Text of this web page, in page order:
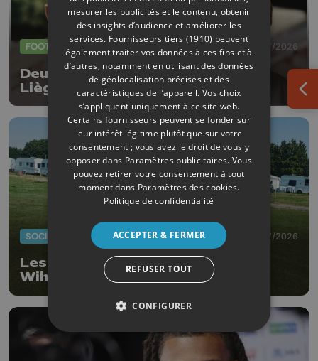
FOOTBALL 23/07/2026
Deux nouvelles arrivées au RFC
Liège
SOCIÉTÉ 20/07/2026
Les gens du voyage ont quitté
Wihogne
mesurer les publicités et le contenu, obtenir
des insights d’audience et améliorer les
services. Fournisseurs tiers (1910) peuvent
également traiter vos données à ces fins et à
d’autres, notamment en utilisant des données
de géolocalisation précises et des
caractéristiques de l’appareil. Vos choix
s’appliquent uniquement à ce site web.
Certains fournisseurs peuvent se fonder sur
leur intérêt légitime plutôt que sur votre
consentement ; vous avez le droit de vous y
opposer dans Paramètres publicitaires. Vous
pouvez retirer votre consentement à tout
moment dans Paramètres des cookies.
Politique de confidentialité
ACCEPTER & FERMER
REFUSER TOUT
CONFIGURER